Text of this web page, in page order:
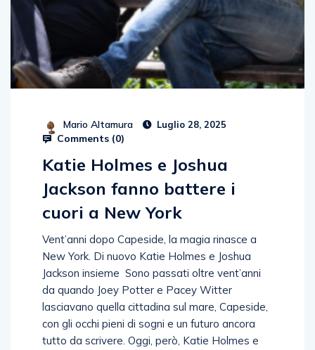
Mario Altamura Luglio 28, 2025
Comments (0)
Katie Holmes e Joshua
Jackson fanno battere i
cuori a New York
Vent’anni dopo Capeside, la magia rinasce a
New York. Di nuovo Katie Holmes e Joshua
Jackson insieme Sono passati oltre vent’anni
da quando Joey Potter e Pacey Witter
lasciavano quella cittadina sul mare, Capeside,
con gli occhi pieni di sogni e un futuro ancora
tutto da scrivere. Oggi, però, Katie Holmes e